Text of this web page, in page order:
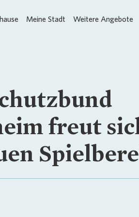
Meine Stadt Weitere Angebote
freut